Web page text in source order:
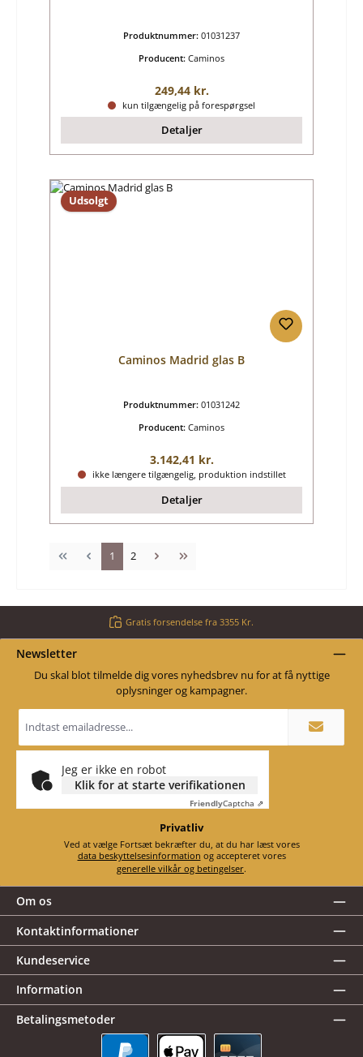
Produktnummer: 01031237
Producent: Caminos
Almindelig pris:
249,44 kr.
kun tilgængelig på forespørgsel
Detaljer
Udsolgt
Caminos Madrid glas B
Produktnummer: 01031242
Producent: Caminos
Almindelig pris:
3.142,41 kr.
ikke længere tilgængelig, produktion indstillet
Detaljer
Side
1 Side
2
Gratis forsendelse fra 3355 Kr.
Newsletter
Du skal blot tilmelde dig vores nyhedsbrev nu for at få nyttige
oplysninger og kampagner.
adresse
Jeg er ikke en robot
Klik for at starte verifikationen
FriendlyCaptcha ⇗
Privatliv
Ved at vælge Fortsæt bekræfter du, at du har læst vores
data beskyttelsesinformation
og accepteret vores
generelle vilkår og betingelser.
Om os
Kontaktinformationer
Kundeservice
Information
Betalingsmetoder